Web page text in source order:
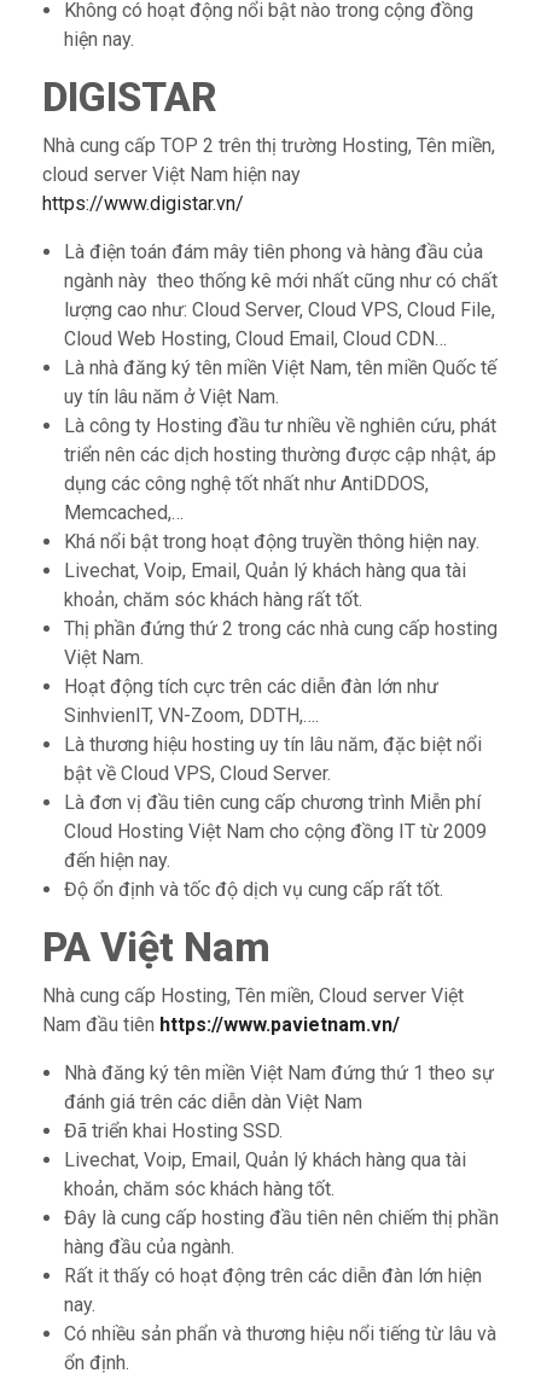
Không có hoạt động nổi bật nào trong cộng đồng
hiện nay.
DIGISTAR
Nhà cung cấp TOP 2 trên thị trường Hosting, Tên miền,
cloud server Việt Nam hiện nay
https://www.digistar.vn/
Là điện toán đám mây tiên phong và hàng đầu của
ngành này theo thống kê mới nhất cũng như có chất
lượng cao như: Cloud Server, Cloud VPS, Cloud File,
Cloud Web Hosting, Cloud Email, Cloud CDN…
Là nhà đăng ký tên miền Việt Nam, tên miền Quốc tế
uy tín lâu năm ở Việt Nam.
Là công ty Hosting đầu tư nhiều về nghiên cứu, phát
triển nên các dịch hosting thường được cập nhật, áp
dụng các công nghệ tốt nhất như AntiDDOS,
Memcached,…
Khá nổi bật trong hoạt động truyền thông hiện nay.
Livechat, Voip, Email, Quản lý khách hàng qua tài
khoản, chăm sóc khách hàng rất tốt.
Thị phần đứng thứ 2 trong các nhà cung cấp hosting
Việt Nam.
Hoạt động tích cực trên các diễn đàn lớn như
SinhvienIT, VN-Zoom, DDTH,….
Là thương hiệu hosting uy tín lâu năm, đặc biệt nổi
bật về Cloud VPS, Cloud Server.
Là đơn vị đầu tiên cung cấp chương trình Miễn phí
Cloud Hosting Việt Nam cho cộng đồng IT từ 2009
đến hiện nay.
Độ ổn định và tốc độ dịch vụ cung cấp rất tốt.
PA Việt Nam
Nhà cung cấp Hosting, Tên miền, Cloud server Việt
Nam đầu tiên https://www.pavietnam.vn/
Nhà đăng ký tên miền Việt Nam đứng thứ 1 theo sự
đánh giá trên các diễn dàn Việt Nam
Đã triển khai Hosting SSD.
Livechat, Voip, Email, Quản lý khách hàng qua tài
khoản, chăm sóc khách hàng tốt.
Đây là cung cấp hosting đầu tiên nên chiếm thị phần
hàng đầu của ngành.
Rất it thấy có hoạt động trên các diễn đàn lớn hiện
nay.
Có nhiều sản phẩn và thương hiệu nổi tiếng từ lâu và
ổn định.